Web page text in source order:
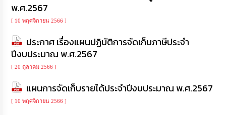
พ.ศ.2567
[ 10 พฤศจิกายน 2566 ]
ประกาศ เรื่องแผนปฏิบัติการจัดเก็บภาษีประจำ
ปีงบประมาณ พ.ศ.2567
[ 20 ตุลาคม 2566 ]
แผนการจัดเก็บรายได้ประจำปีงบประมาณ พ.ศ.2567
[ 10 พฤศจิกายน 2566 ]